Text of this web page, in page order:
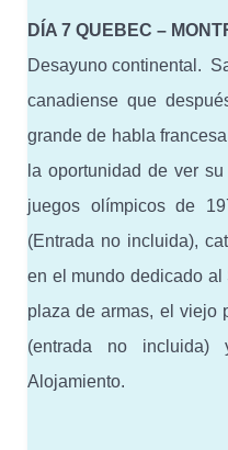
DÍA 7 QUEBEC –
Desayuno continental.
canadiense que
grande de habla
la oportunidad de ver
juegos olímpicos de
(Entrada no incluida),
en el mundo dedicado
plaza de armas, el viejo
(entrada no incluida)
Alojamiento.